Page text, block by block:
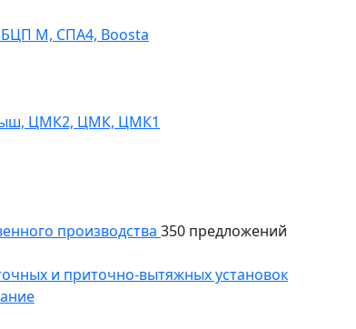
М, СПА4, Boosta
ЦМК2, ЦМК, ЦМК1
производства 350 предложений
и приточно-вытяжных установок